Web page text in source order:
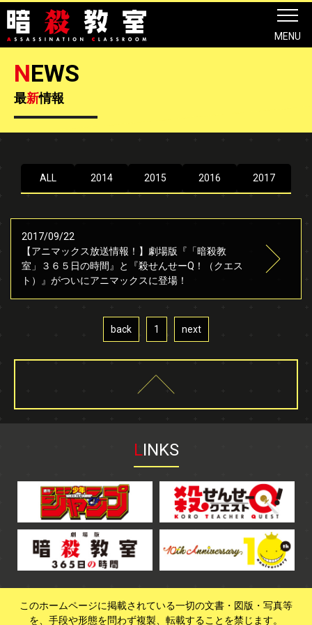
MENU
NEWS
最新情報
ALL 2014 2015 2016 2017
2017/09/22
【アニマックス放送情報！】劇場版『「暗殺教
室」３６５日の時間』と『殺せんせーQ！（クエス
ト）』がついにアニマックスに登場！
back 1 next
LINKS
このホームページに掲載されている一切の文書・図版・写真等
を、手段や形態を問わず複製、転載することを禁じます。